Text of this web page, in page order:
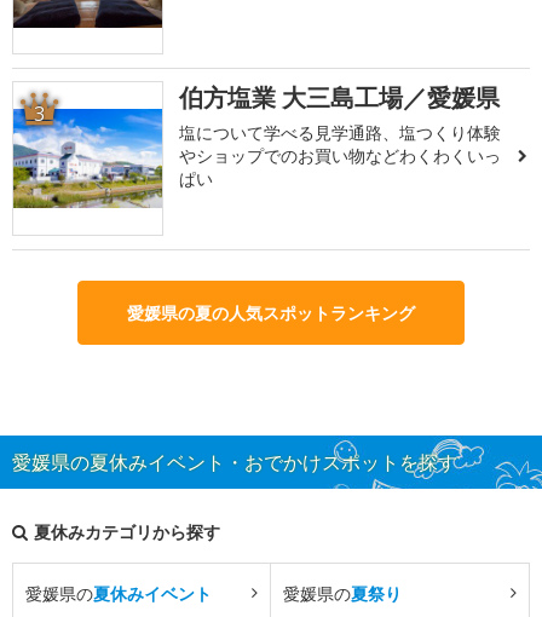
3 伯方塩業 大三島工場／愛媛県
塩について学べる見学通路、塩つくり体験
やショップでのお買い物などわくわくいっ
ぱい
愛媛県の夏の人気スポットランキング
愛媛県の夏休みイベント・おでかけスポットを探す
夏休みカテゴリから探す
愛媛県の夏休みイベント 愛媛県の夏祭り